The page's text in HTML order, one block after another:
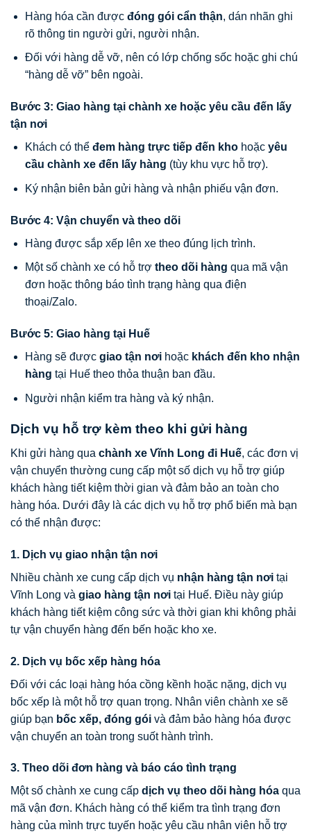
Hàng hóa cần được đóng gói cẩn thận, dán nhãn ghi
rõ thông tin người gửi, người nhận.
Đối với hàng dễ vỡ, nên có lớp chống sốc hoặc ghi chú
“hàng dễ vỡ” bên ngoài.
Bước 3: Giao hàng tại chành xe hoặc yêu cầu đến lấy
tận nơi
Khách có thể đem hàng trực tiếp đến khohoặc yêu
cầu chành xe đến lấy hàng (tùy khu vực hỗ trợ).
Ký nhận biên bản gửi hàng và nhận phiếu vận đơn.
Bước 4: Vận chuyển và theo dõi
Hàng được sắp xếp lên xe theo đúng lịch trình.
Một số chành xe có hỗ trợ theo dõi hàng qua mã vận
đơn hoặc thông báo tình trạng hàng qua điện
thoại/Zalo.
Bước 5: Giao hàng tại Huế
Hàng sẽ được giao tận nơihoặc khách đến kho nhận
hàng tại Huế theo thỏa thuận ban đầu.
Người nhận kiểm tra hàng và ký nhận.
Dịch vụ hỗ trợ kèm theo khi gửi hàng
Khi gửi hàng qua chành xe Vĩnh Long đi Huế, các đơn vị
vận chuyển thường cung cấp một số dịch vụ hỗ trợ giúp
khách hàng tiết kiệm thời gian và đảm bảo an toàn cho
hàng hóa. Dưới đây là các dịch vụ hỗ trợ phổ biến mà bạn
có thể nhận được:
1. Dịch vụ giao nhận tận nơi
Nhiều chành xe cung cấp dịch vụ nhận hàng tận nơi tại
Vĩnh Long và giao hàng tận nơi tại Huế. Điều này giúp
khách hàng tiết kiệm công sức và thời gian khi không phải
tự vận chuyển hàng đến bến hoặc kho xe.
2. Dịch vụ bốc xếp hàng hóa
Đối với các loại hàng hóa cồng kềnh hoặc nặng, dịch vụ
bốc xếp là một hỗ trợ quan trọng. Nhân viên chành xe sẽ
giúp bạn bốc xếp, đóng gói và đảm bảo hàng hóa được
vận chuyển an toàn trong suốt hành trình.
3. Theo dõi đơn hàng và báo cáo tình trạng
Một số chành xe cung cấp dịch vụ theo dõi hàng hóa qua
mã vận đơn. Khách hàng có thể kiểm tra tình trạng đơn
hàng của mình trực tuyến hoặc yêu cầu nhân viên hỗ trợ